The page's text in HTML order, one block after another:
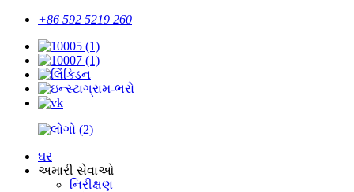
+86 592 5219 260
ઘર
અમારી સેવાઓ
નિરીક્ષણ